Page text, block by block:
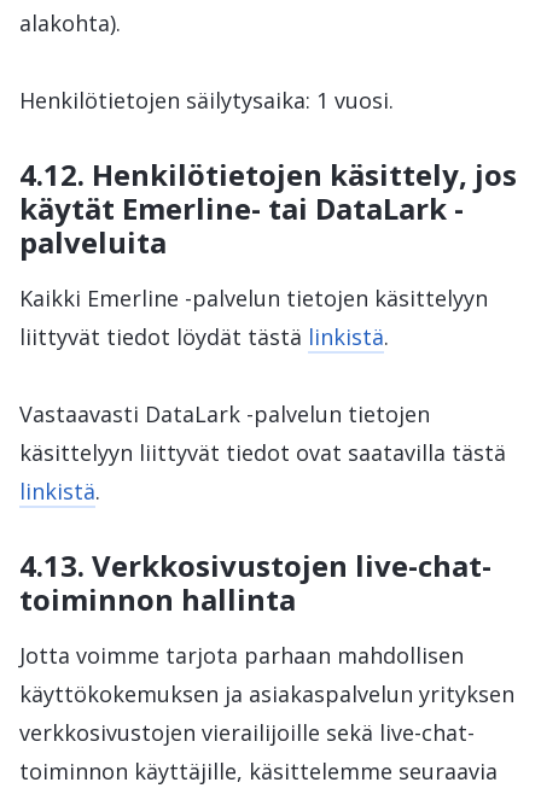
alakohta).
Henkilötietojen säilytysaika: 1 vuosi.
4.12. Henkilötietojen käsittely, jos
käytät Emerline- tai DataLark -
palveluita
Kaikki Emerline -palvelun tietojen käsittelyyn
liittyvät tiedot löydät tästä linkistä.
Vastaavasti DataLark -palvelun tietojen
käsittelyyn liittyvät tiedot ovat saatavilla tästä
linkistä.
4.13. Verkkosivustojen live-chat-
toiminnon hallinta
Jotta voimme tarjota parhaan mahdollisen
käyttökokemuksen ja asiakaspalvelun yrityksen
verkkosivustojen vierailijoille sekä live-chat-
toiminnon käyttäjille, käsittelemme seuraavia